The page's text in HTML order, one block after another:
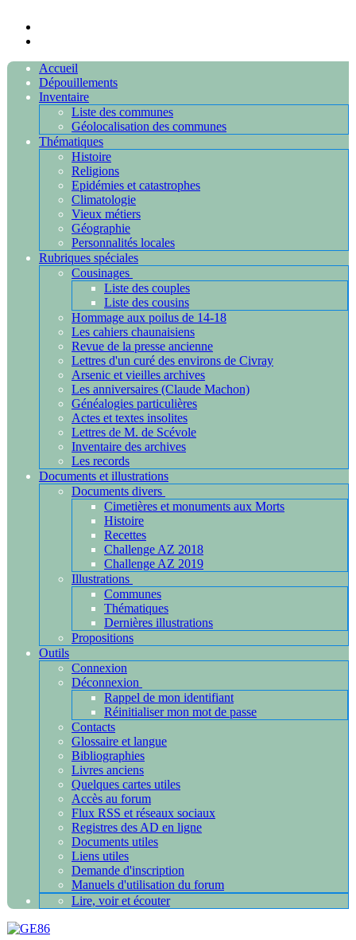
Accueil
Dépouillements
Inventaire
Liste des communes
Géolocalisation des communes
Thématiques
Histoire
Religions
Epidémies et catastrophes
Climatologie
Vieux métiers
Géographie
Personnalités locales
Rubriques spéciales
Cousinages
Liste des couples
Liste des cousins
Hommage aux poilus de 14-18
Les cahiers chaunaisiens
Revue de la presse ancienne
Lettres d'un curé des environs de Civray
Arsenic et vieilles archives
Les anniversaires (Claude Machon)
Généalogies particulières
Actes et textes insolites
Lettres de M. de Scévole
Inventaire des archives
Les records
Documents et illustrations
Documents divers
Cimetières et monuments aux Morts
Histoire
Recettes
Challenge AZ 2018
Challenge AZ 2019
Illustrations
Communes
Thématiques
Dernières illustrations
Propositions
Outils
Connexion
Déconnexion
Rappel de mon identifiant
Réinitialiser mon mot de passe
Contacts
Glossaire et langue
Bibliographies
Livres anciens
Quelques cartes utiles
Accès au forum
Flux RSS et réseaux sociaux
Registres des AD en ligne
Documents utiles
Liens utiles
Demande d'inscription
Manuels d'utilisation du forum
Lire, voir et écouter